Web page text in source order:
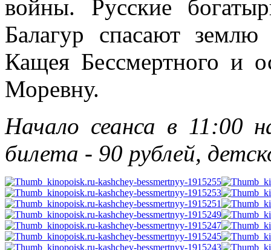
войны. Русские
Балагур спасают
Кащея Бессмертного и
Моревну.
Начало сеанса в 11:00
билета - 90 рублей,